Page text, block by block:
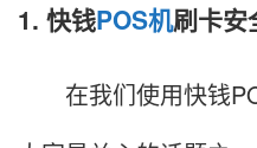
1. 快钱POS机刷卡安
在我们使用快钱